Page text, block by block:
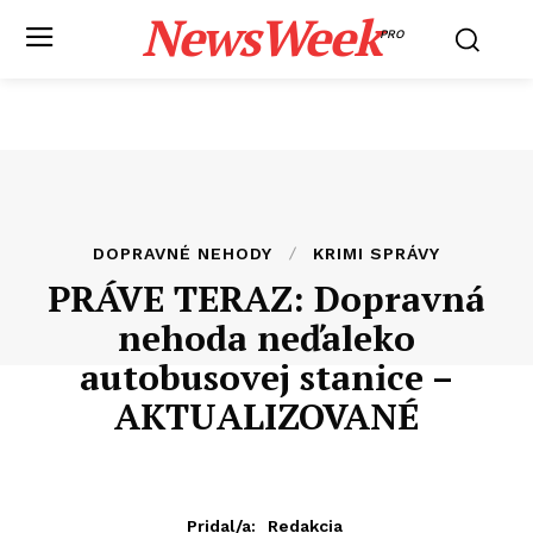
NewsWeekPRO
DOPRAVNÉ NEHODY KRIMI SPRÁVY
PRÁVE TERAZ: Dopravná
nehoda neďaleko
autobusovej stanice –
AKTUALIZOVANÉ
Pridal/a: Redakcia